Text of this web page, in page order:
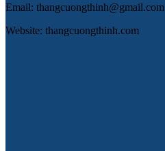
Email: thangcuongthinh@gmail.com
Website: thangcuongthinh.com